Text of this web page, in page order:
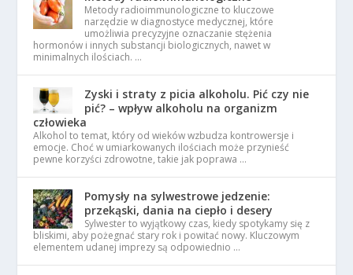
Metody radioimmunologiczne to kluczowe
narzędzie w diagnostyce medycznej, które
umożliwia precyzyjne oznaczanie stężenia
hormonów i innych substancji biologicznych, nawet w
minimalnych ilościach. …
Zyski i straty z picia alkoholu. Pić czy nie
pić? – wpływ alkoholu na organizm
człowieka
Alkohol to temat, który od wieków wzbudza kontrowersje i
emocje. Choć w umiarkowanych ilościach może przynieść
pewne korzyści zdrowotne, takie jak poprawa …
Pomysły na sylwestrowe jedzenie:
przekąski, dania na ciepło i desery
Sylwester to wyjątkowy czas, kiedy spotykamy się z
bliskimi, aby pożegnać stary rok i powitać nowy. Kluczowym
elementem udanej imprezy są odpowiednio …